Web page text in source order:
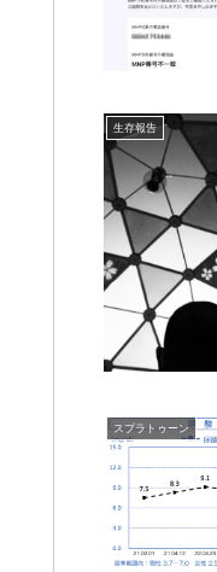
生存報告
スプラトゥーン